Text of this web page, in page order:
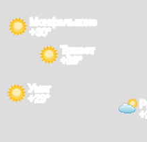
Триест
+29°
Монфальконе
+30°
Умаг
+29°